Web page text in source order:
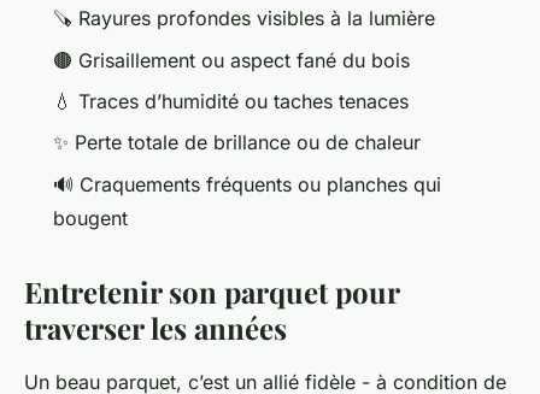
🪚 Rayures profondes visibles à la lumière
🟤 Grisaillement ou aspect fané du bois
💧 Traces d’humidité ou taches tenaces
✨ Perte totale de brillance ou de chaleur
🔊 Craquements fréquents ou planches qui
bougent
Entretenir son parquet pour
traverser les années
Un beau parquet, c’est un allié fidèle - à condition de